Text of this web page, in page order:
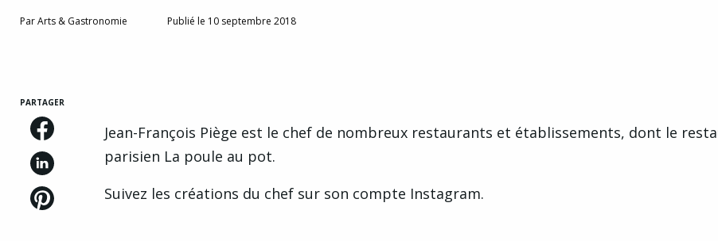
ParArts & Gastronomie Publié le 10 septembre 2018
PARTAGER
Jean-François Piège est le chef de nombreux restaurants et établissements, dont le
parisien La poule au pot.
Suivez les créations du chef sur son compte Instagram.